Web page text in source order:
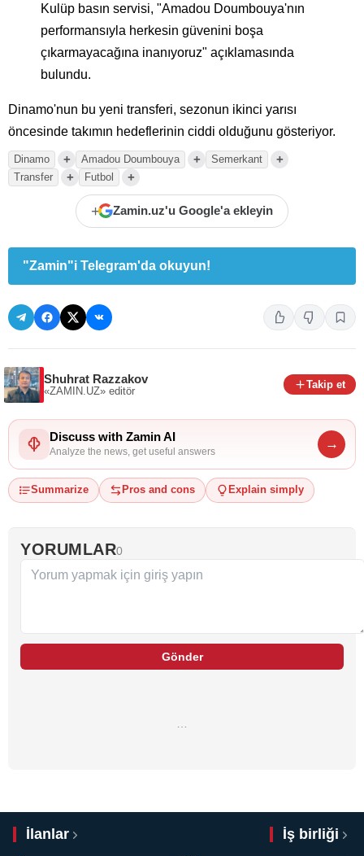
Kulüp basın servisi, "Amadou Doumbouya'nın
performansıyla herkesin güvenini boşa
çıkarmayacağına inanıyoruz" açıklamasında
bulundu.
Dinamo'nun bu yeni transferi, sezonun ikinci yarısı
öncesinde takımın hedeflerinin ciddi olduğunu gösteriyor.
Dinamo + Amadou Doumbouya + Semerkant +
Transfer + Futbol +
+ Zamin.uz'u Google'a ekleyin
"Zamin"i Telegram'da okuyun!
Shuhrat Razzakov
«ZAMIN.UZ» editör
Takip et
Discuss with Zamin AI
Analyze the news, get useful answers
→
Summarize Pros and cons Explain simply
YORUMLAR0
Gönder
İlanlar İş birliği